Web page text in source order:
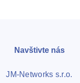
Navštivte nás
JM-Networks s.r.o.